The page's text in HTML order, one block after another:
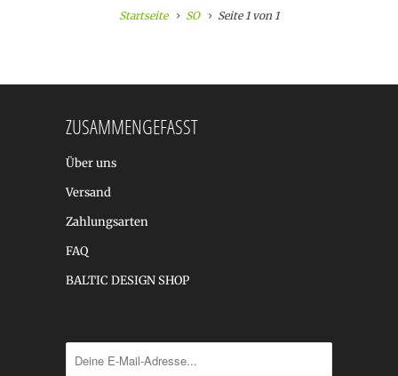
Startseite SO Seite 1 von 1
ZUSAMMENGEFASST
Über uns
Versand
Zahlungsarten
FAQ
BALTIC DESIGN SHOP